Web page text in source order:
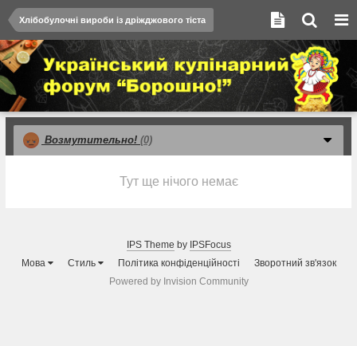
Хлібобулочні вироби із дріжджового тіста
Возмутительно! (0)
Тут ще нічого немає
IPS Theme by IPSFocus
Мова
Стиль Політика конфіденційності
Зворотний зв'язок
Powered by Invision Community